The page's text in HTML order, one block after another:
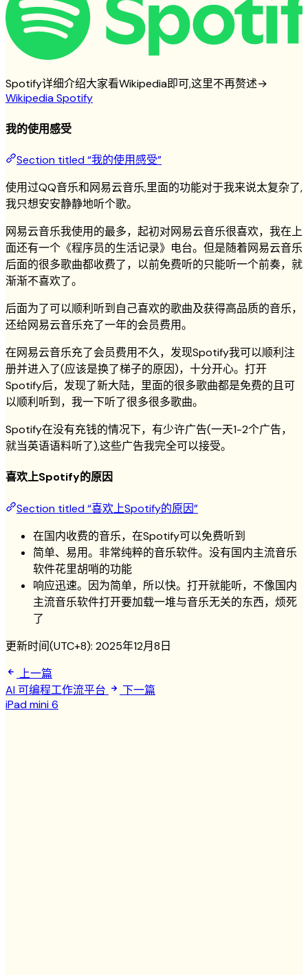
Spotify详细介绍大家看Wikipedia即可,这里不再赘述→
Wikipedia Spotify
我的使用感受
Section titled “我的使用感受”
使用过QQ音乐和网易云音乐,里面的功能对于我来说太复杂了,
我只想安安静静地听个歌。
网易云音乐我使用的最多，起初对网易云音乐很喜欢，我在上
面还有一个《程序员的生活记录》电台。但是随着网易云音乐
后面的很多歌曲都收费了，以前免费听的只能听一个前奏，就
渐渐不喜欢了。
后面为了可以顺利听到自己喜欢的歌曲及获得高品质的音乐，
还给网易云音乐充了一年的会员费用。
在网易云音乐充了会员费用不久，发现Spotify我可以顺利注
册并进入了(应该是换了梯子的原因)，十分开心。打开
Spotify后，发现了新大陆，里面的很多歌曲都是免费的且可
以顺利听到，我一下听了很多很多歌曲。
Spotify在没有充钱的情况下，有少许广告(一天1-2个广告，
就当英语语料听了),这些广告我完全可以接受。
喜欢上Spotify的原因
Section titled “喜欢上Spotify的原因”
在国内收费的音乐，在Spotify可以免费听到
简单、易用。非常纯粹的音乐软件。没有国内主流音乐
软件花里胡哨的功能
响应迅速。因为简单，所以快。打开就能听，不像国内
主流音乐软件打开要加载一堆与音乐无关的东西，烦死
了
更新时间(UTC+8): 2025年12月8日
上一篇
AI 可编程工作流平台
下一篇
iPad mini 6